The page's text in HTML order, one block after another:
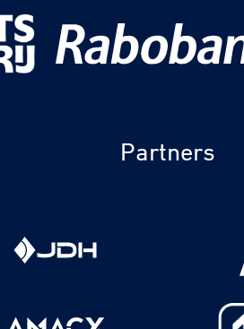
Partners